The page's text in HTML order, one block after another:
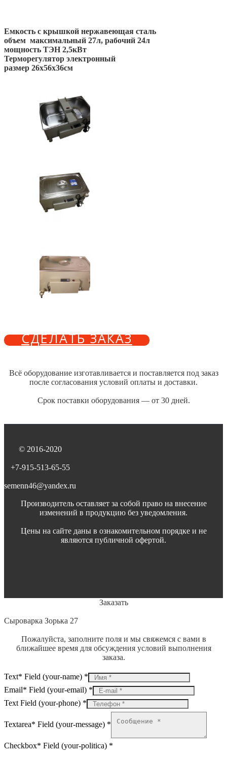
Емкость с крышкой нержавеющая сталь
объем максимальный 27л, рабочий 24л
мощность ТЭН 2,5кВт
Терморегулятор электронный
размер 26х56х36см
СДЕЛАТЬ ЗАКАЗ
Всё оборудование изготавливается и поставляется под заказ
после согласования условий оплаты и доставки.
Срок поставки оборудования — от 30 дней.
© 2016-2020
+7‑915‑513‑65‑55
semenn46@yandex.ru
Производитель оставляет за собой право на внесение
изменений в продукцию без уведомления.
Цены на сайте даны в ознакомительном порядке и не
являются публичной офертой.
Заказать
Сыроварка Зорька 27
Пожалуйста, заполните поля и мы свяжемся с вами в
ближайшее время для обсуждения условий выполнения
заказа.
Text* Field (your-name) *
Email* Field (your-email) *
Text Field (your-phone) *
Textarea* Field (your-message) *
Checkbox* Field (your-politica) *